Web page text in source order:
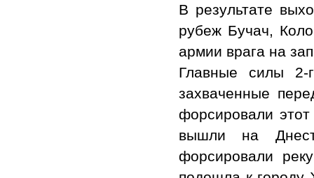
В результате
рубеж Бучач,
армии врага на
Главные силы 2-
захваченные
форсировали
вышли на
форсировали